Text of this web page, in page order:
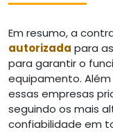
Em resumo, a
autorizada para
para garantir o
equipamento.
essas empresas
seguindo os mais
confiabilidade em